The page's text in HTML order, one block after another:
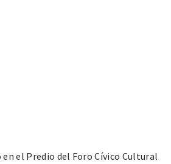
el Predio del Foro Cívico Cultural